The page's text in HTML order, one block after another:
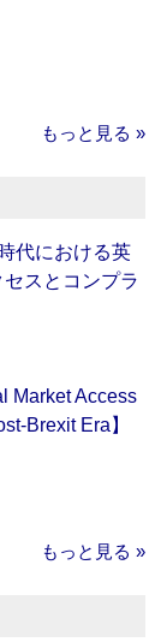
もっと見る »
代における英
スとコンプラ
Market Access
Brexit Era】
もっと見る »